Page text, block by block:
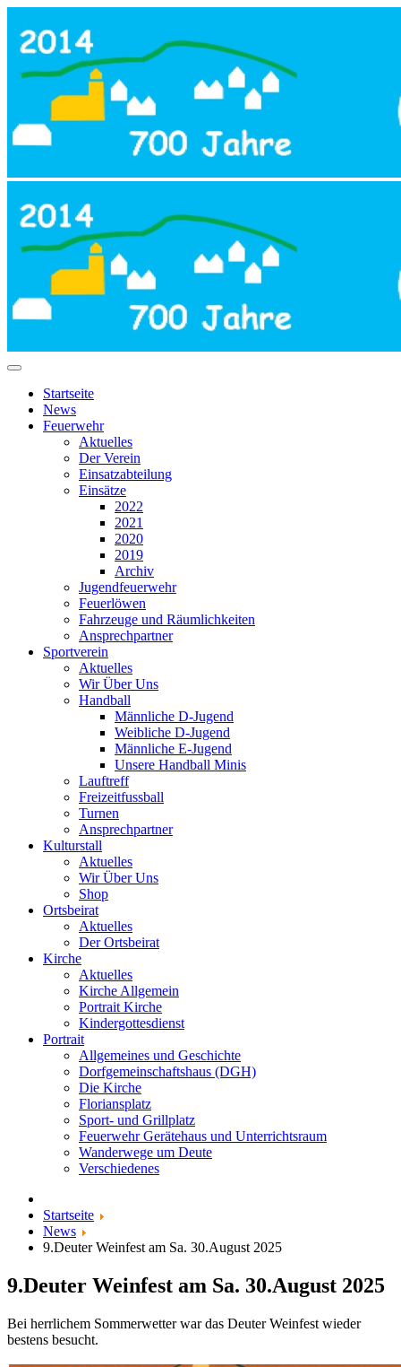
Startseite
News
Feuerwehr
Aktuelles
Der Verein
Einsatzabteilung
Einsätze
2022
2021
2020
2019
Archiv
Jugendfeuerwehr
Feuerlöwen
Fahrzeuge und Räumlichkeiten
Ansprechpartner
Sportverein
Aktuelles
Wir Über Uns
Handball
Männliche D-Jugend
Weibliche D-Jugend
Männliche E-Jugend
Unsere Handball Minis
Lauftreff
Freizeitfussball
Turnen
Ansprechpartner
Kulturstall
Aktuelles
Wir Über Uns
Shop
Ortsbeirat
Aktuelles
Der Ortsbeirat
Kirche
Aktuelles
Kirche Allgemein
Portrait Kirche
Kindergottesdienst
Portrait
Allgemeines und Geschichte
Dorfgemeinschaftshaus (DGH)
Die Kirche
Floriansplatz
Sport- und Grillplatz
Feuerwehr Gerätehaus und Unterrichtsraum
Wanderwege um Deute
Verschiedenes
Startseite
News
9.Deuter Weinfest am Sa. 30.August 2025
9.Deuter Weinfest am Sa. 30.August 2025
Bei herrlichem Sommerwetter war das Deuter Weinfest wieder
bestens besucht.